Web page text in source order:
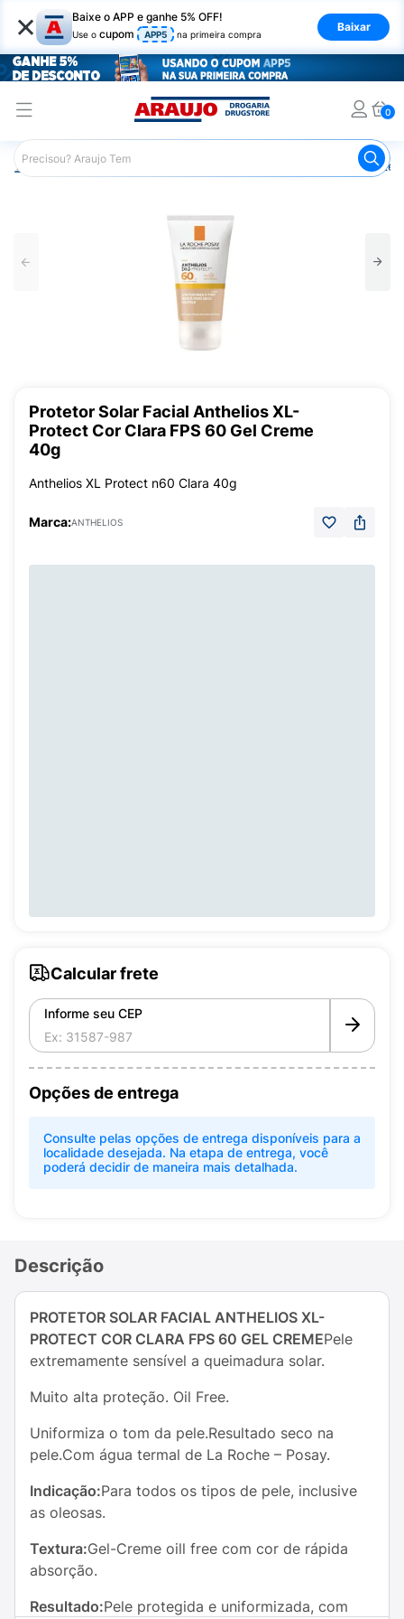
× Baixe o APP e ganhe 5% OFF!
Use o cupom APP5 na primeira compra
Baixar
0
Araujo Dermocosméticos
Protetor Solar Facial Anthelios XL-
Protect Cor Clara FPS 60 Gel Creme
40g
Anthelios XL Protect n60 Clara 40g
Marca:ANTHELIOS
Calcular frete
Informe seu CEP
Opções de entrega
Consulte pelas opções de entrega disponíveis para a
localidade desejada. Na etapa de entrega, você
poderá decidir de maneira mais detalhada.
Descrição
PROTETOR SOLAR FACIAL ANTHELIOS XL-
PROTECT COR CLARA FPS 60 GEL CREMEPele
extremamente sensível a queimadura solar.
Muito alta proteção. Oil Free.
Uniformiza o tom da pele.Resultado seco na
pele.Com água termal de La Roche – Posay.
Indicação:Para todos os tipos de pele, inclusive
as oleosas.
Textura:Gel-Creme oill free com cor de rápida
absorção.
Resultado:Pele protegida e uniformizada, com